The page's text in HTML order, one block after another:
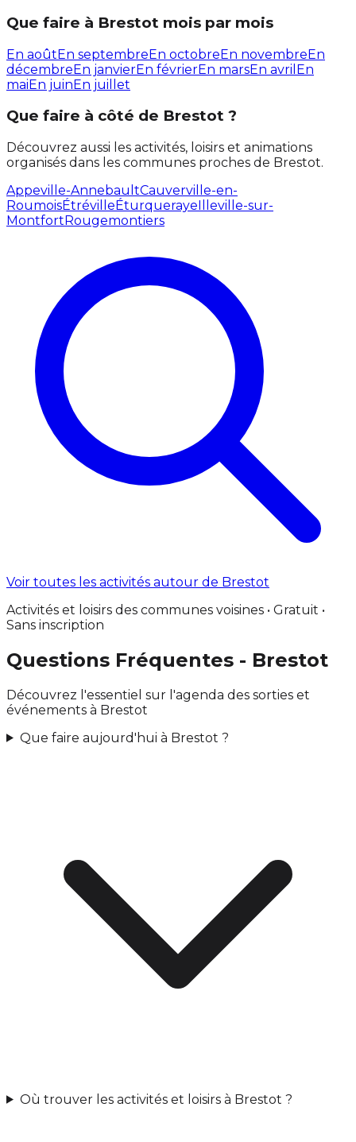
Que faire à Brestot mois par mois
En aoûtEn septembreEn octobreEn novembreEn
décembreEn janvierEn févrierEn marsEn avril En
maiEn juinEn juillet
Que faire à côté de Brestot ?
Découvrez aussi les activités, loisirs et animations
organisés dans les communes proches de Brestot.
Appeville-AnnebaultCauverville-en-
RoumoisÉtrévilleÉturquerayeIlleville-sur-
MontfortRougemontiers
Voir toutes les activités autour de Brestot
Activités et loisirs des communes voisines • Gratuit •
Sans inscription
Questions Fréquentes - Brestot
Découvrez l'essentiel sur l'agenda des sorties et
événements à Brestot
Que faire aujourd'hui à Brestot ?
Où trouver les activités et loisirs à Brestot ?